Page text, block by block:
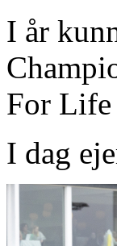
I år
For Life
I dag